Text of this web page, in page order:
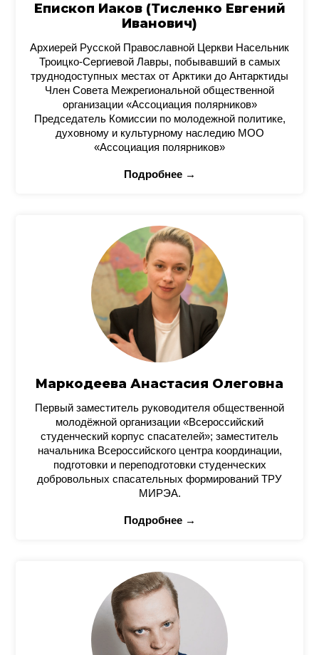
Епископ Иаков (Тисленко Евгений
Иванович)
Архиерей Русской Православной Церкви Насельник
Троицко-Сергиевой Лавры, побывавший в самых
труднодоступных местах от Арктики до Антарктиды
Член Совета Межрегиональной общественной
организации «Ассоциация полярников»
Председатель Комиссии по молодежной политике,
духовному и культурному наследию МОО
«Ассоциация полярников»
Подробнее →
Маркодеева Анастасия Олеговна
Первый заместитель руководителя общественной
молодёжной организации «Всероссийский
студенческий корпус спасателей»; заместитель
начальника Всероссийского центра координации,
подготовки и переподготовки студенческих
добровольных спасательных формирований ТРУ
МИРЭА.
Подробнее →